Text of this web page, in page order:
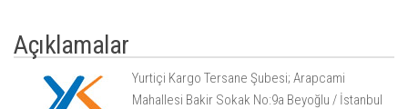
Açıklamalar
Yurtiçi Kargo Tersane Şubesi; Arapcami
Mahallesi Bakir Sokak No:9a Beyoğlu / İstanbul